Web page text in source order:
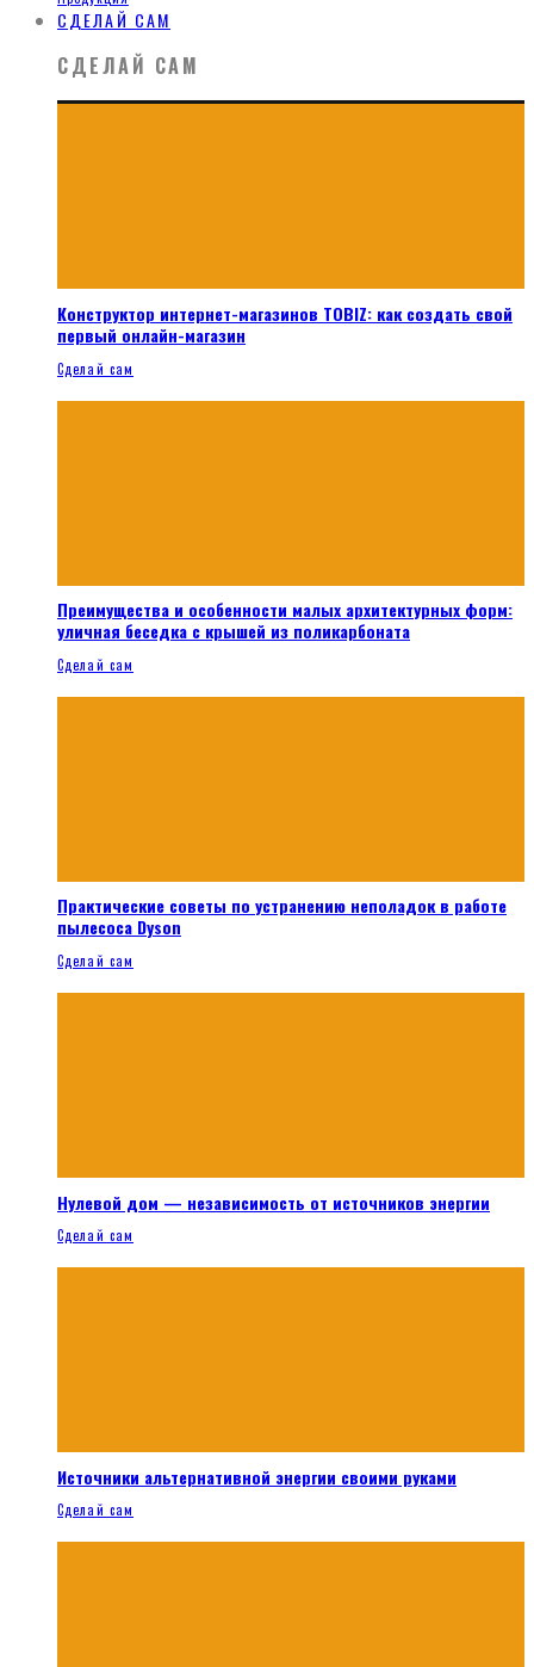
СДЕЛАЙ САМ
СДЕЛАЙ САМ
Конструктор интернет-магазинов TOBIZ: как создать свой
первый онлайн-магазин
Сделай сам
Преимущества и особенности малых архитектурных форм:
уличная беседка с крышей из поликарбоната
Сделай сам
Практические советы по устранению неполадок в работе
пылесоса Dyson
Сделай сам
Нулевой дом — независимость от источников энергии
Сделай сам
Источники альтернативной энергии своими руками
Сделай сам